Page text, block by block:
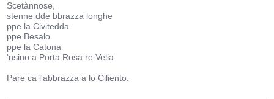
Scetànnose,
stenne dde bbrazza longhe
ppe la Civitedda
ppe Besalo
ppe la Catona
'nsino a Porta Rosa re Velia.
Pare ca l'abbrazza a lo Ciliento.